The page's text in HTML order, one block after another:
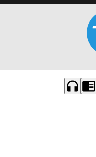
headphones chrome_reader_mode